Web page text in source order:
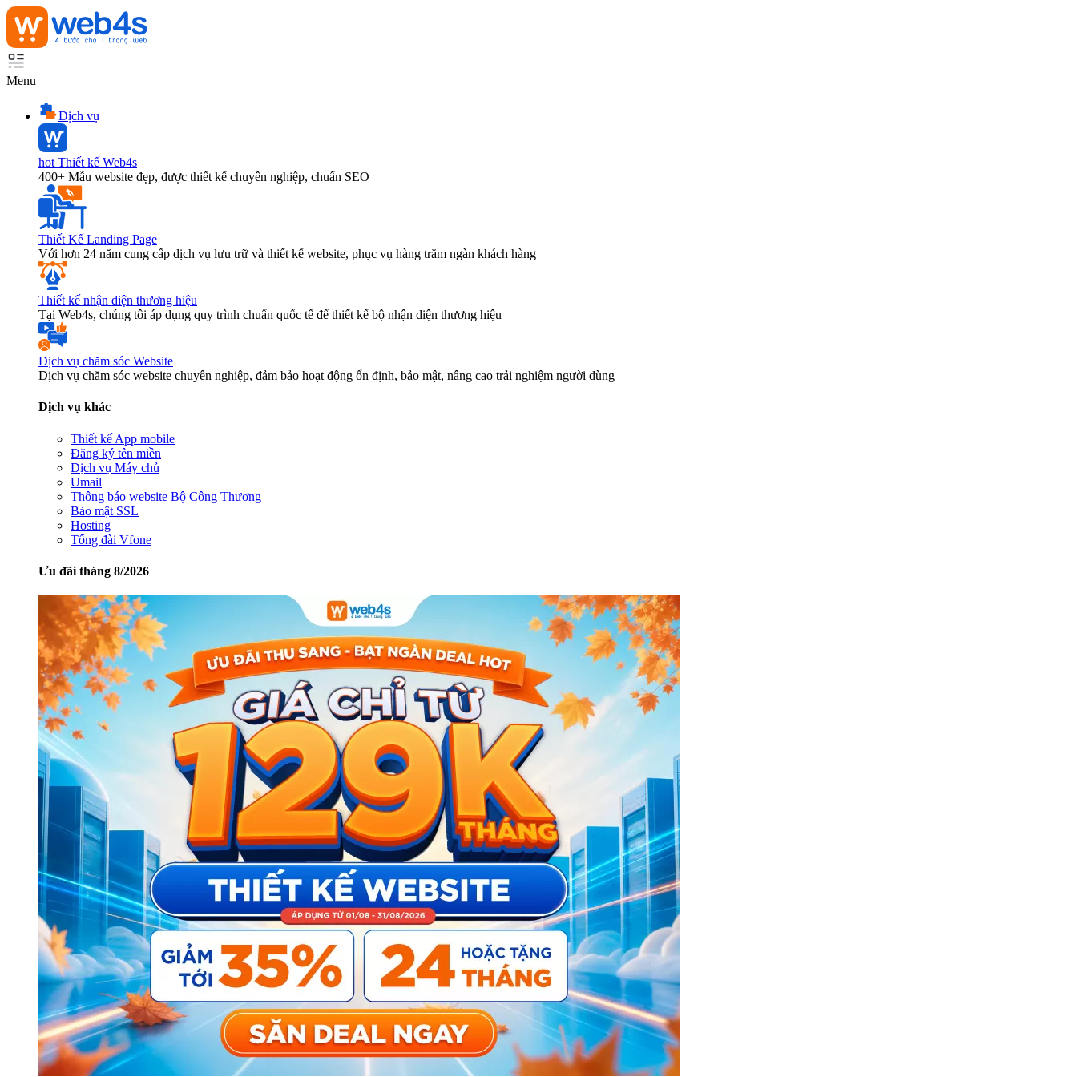
Menu
Dịch vụ
hot Thiết kế Web4s
400+ Mẫu website đẹp, được thiết kế chuyên nghiệp, chuẩn SEO
Thiết Kế Landing Page
Với hơn 24 năm cung cấp dịch vụ lưu trữ và thiết kế website, phục vụ hàng trăm ngàn khách hàng
Thiết kế nhận diện thương hiệu
Tại Web4s, chúng tôi áp dụng quy trình chuẩn quốc tế để thiết kế bộ nhận diện thương hiệu
Dịch vụ chăm sóc Website
Dịch vụ chăm sóc website chuyên nghiệp, đảm bảo hoạt động ổn định, bảo mật, nâng cao trải nghiệm người dùng
Dịch vụ khác
Thiết kế App mobile
Đăng ký tên miền
Dịch vụ Máy chủ
Umail
Thông báo website Bộ Công Thương
Bảo mật SSL
Hosting
Tổng đài Vfone
Ưu đãi tháng 8/2026